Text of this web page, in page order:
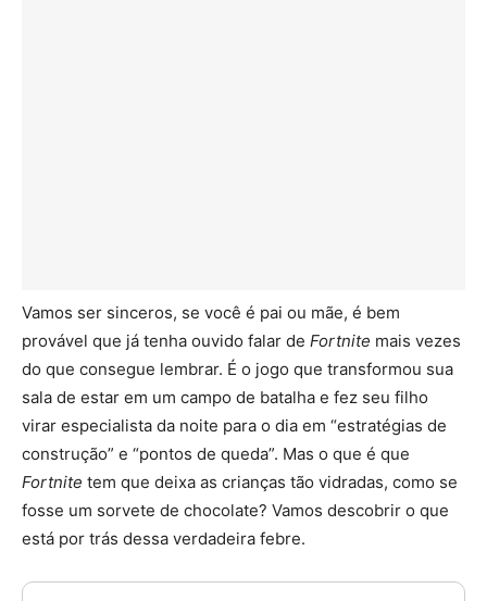
Vamos ser sinceros, se você é pai ou mãe, é bem
provável que já tenha ouvido falar de Fortnite mais vezes
do que consegue lembrar. É o jogo que transformou sua
sala de estar em um campo de batalha e fez seu filho
virar especialista da noite para o dia em “estratégias de
construção” e “pontos de queda”. Mas o que é que
Fortnite tem que deixa as crianças tão vidradas, como se
fosse um sorvete de chocolate? Vamos descobrir o que
está por trás dessa verdadeira febre.